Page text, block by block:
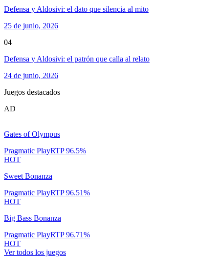
Defensa y Aldosivi: el dato que silencia al mito
25 de junio, 2026
04
Defensa y Aldosivi: el patrón que calla al relato
24 de junio, 2026
Juegos destacados
AD
Gates of Olympus
Pragmatic PlayRTP96.5%
HOT
Sweet Bonanza
Pragmatic PlayRTP96.51%
HOT
Big Bass Bonanza
Pragmatic PlayRTP96.71%
HOT
Ver todos los juegos